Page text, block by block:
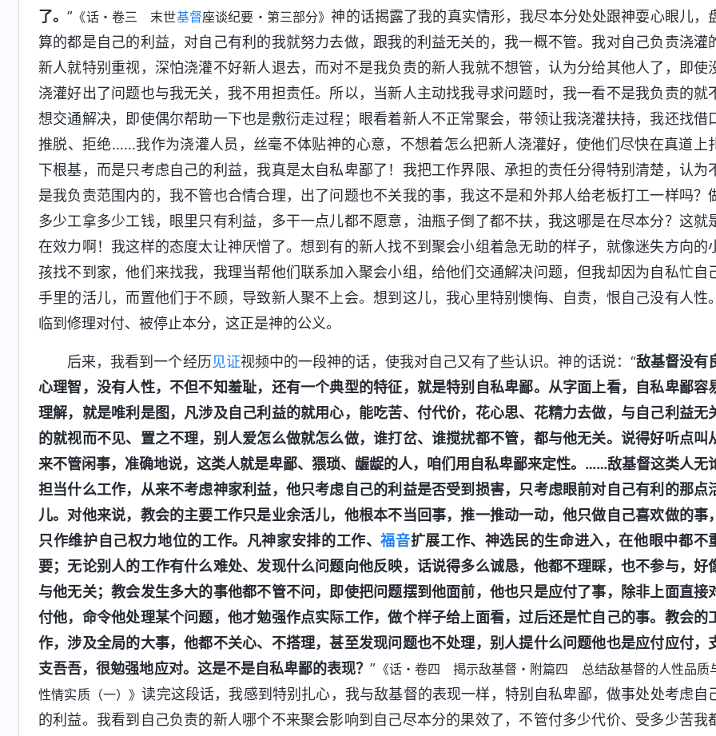
了。” 《话・卷三 末世基督座谈纪要・第三部分》神的话揭露了我的真实情形，我尽本分处处跟神耍心眼儿，
算的都是自己的利益，对自己有利的我就努力去做，跟我的利益无关的，我一概不管。我对自己负责浇灌
新人就特别重视，深怕浇灌不好新人退去，而对不是我负责的新人我就不想管，认为分给其他人了，即使
浇灌好出了问题也与我无关，我不用担责任。所以，当新人主动找我寻求问题时，我一看不是我负责的就
想交通解决，即使偶尔帮助一下也是敷衍走过程；眼看着新人不正常聚会，带领让我浇灌扶持，我还找借
推脱、拒绝……我作为浇灌人员，丝毫不体贴神的心意，不想着怎么把新人浇灌好，使他们尽快在真道上
下根基，而是只考虑自己的利益，我真是太自私卑鄙了！我把工作界限、承担的责任分得特别清楚，认为
是我负责范围内的，我不管也合情合理，出了问题也不关我的事，我这不是和外邦人给老板打工一样吗？
多少工拿多少工钱，眼里只有利益，多干一点儿都不愿意，油瓶子倒了都不扶，我这哪是在尽本分？这就
在效力啊！我这样的态度太让神厌憎了。想到有的新人找不到聚会小组着急无助的样子，就像迷失方向的
孩找不到家，他们来找我，我理当帮他们联系加入聚会小组，给他们交通解决问题，但我却因为自私忙自
手里的活儿，而置他们于不顾，导致新人聚不上会。想到这儿，我心里特别懊悔、自责，恨自己没有人性。
临到修理对付、被停止本分，这正是神的公义。
后来，我看到一个经历见证视频中的一段神的话，使我对自己又有了些认识。神的话说：“敌基督没有
心理智，没有人性，不但不知羞耻，还有一个典型的特征，就是特别自私卑鄙。从字面上看，自私卑鄙容
理解，就是唯利是图，凡涉及自己利益的就用心，能吃苦、付代价，花心思、花精力去做，与自己利益无
的就视而不见、置之不理，别人爱怎么做就怎么做，谁打岔、谁搅扰都不管，都与他无关。说得好听点叫
来不管闲事，准确地说，这类人就是卑鄙、猥琐、龌龊的人，咱们用自私卑鄙来定性。……敌基督这类人无
担当什么工作，从来不考虑神家利益，他只考虑自己的利益是否受到损害，只考虑眼前对自己有利的那点
儿。对他来说，教会的主要工作只是业余活儿，他根本不当回事，推一推动一动，他只做自己喜欢做的事，
只作维护自己权力地位的工作。凡神家安排的工作、福音扩展工作、神选民的生命进入，在他眼中都不
要；无论别人的工作有什么难处、发现什么问题向他反映，话说得多么诚恳，他都不理睬，也不参与，好
与他无关；教会发生多大的事他都不管不问，即使把问题摆到他面前，他也只是应付了事，除非上面直接
付他，命令他处理某个问题，他才勉强作点实际工作，做个样子给上面看，过后还是忙自己的事。教会的
作，涉及全局的大事，他都不关心、不搭理，甚至发现问题也不处理，别人提什么问题他也是应付应付，
支吾吾，很勉强地应对。这是不是自私卑鄙的表现？” 《话・卷四 揭示敌基督・附篇四 总结敌基督的人性品质
性情实质（一）》读完这段话，我感到特别扎心，我与敌基督的表现一样，特别自私卑鄙，做事处处考虑自
的利益。我看到自己负责的新人哪个不来聚会影响到自己尽本分的果效了，不管付多少代价、受多少苦我